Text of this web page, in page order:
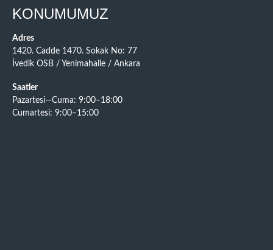
KONUMUMUZ
Adres
1420. Cadde 1470. Sokak No: 77
İvedik OSB / Yenimahalle / Ankara
Saatler
Pazartesi—Cuma: 9:00–18:00
Cumartesi: 9:00–15:00